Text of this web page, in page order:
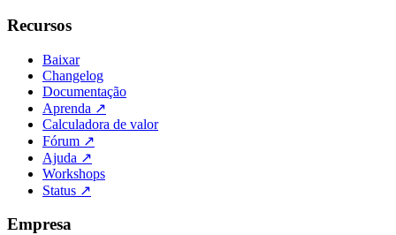
Recursos
Baixar
Changelog
Documentação
Aprenda ↗
Calculadora de valor
Fórum ↗
Ajuda ↗
Workshops
Status ↗
Empresa